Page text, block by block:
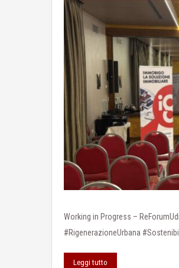
Working in Progress –
#RigenerazioneUrbana
Leggi tutto